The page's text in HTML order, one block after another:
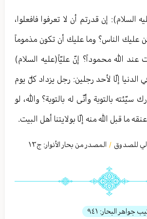
السلام): إن قدرتم أن لا تعرفوا فافعلوا،
عليك الناس؟ وما عليك أن تكون مذموماً
عند الله محموداً؟ إنّ عليّاً(عليه السلام)
الدنيا إلّا لأحد رجلين: رجل يزداد كلّ يوم
سيّئته بالتوبة وأنّى له بالتوبة؟ والله، لو
ما قبل الله منه إلّا بولايتنا أهل البيت.
للصدوق / المصدر من بحار الأنوار: ج١٣
جواهر البحار: ٩٤١